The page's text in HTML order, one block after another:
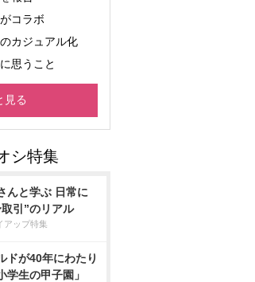
コラボ
カジュアル化
思うこと
見る
んと学ぶ 日常に
引”のリアル
アップ特集
ドが40年にわたり
学生の甲子園」